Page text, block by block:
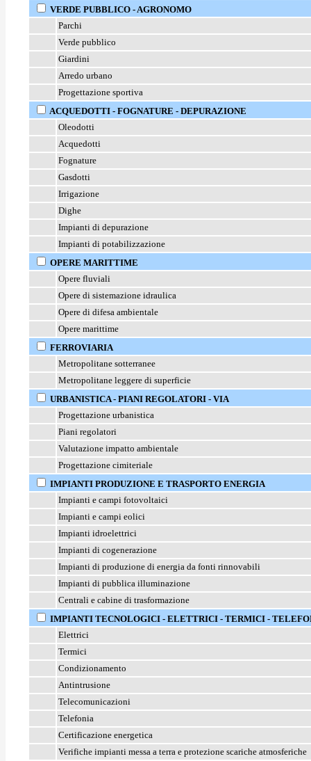
VERDE PUBBLICO - AGRONOMO
Parchi
Verde pubblico
Giardini
Arredo urbano
Progettazione sportiva
ACQUEDOTTI - FOGNATURE - DEPURAZIONE
Oleodotti
Acquedotti
Fognature
Gasdotti
Irrigazione
Dighe
Impianti di depurazione
Impianti di potabilizzazione
OPERE MARITTIME
Opere fluviali
Opere di sistemazione idraulica
Opere di difesa ambientale
Opere marittime
FERROVIARIA
Metropolitane sotterranee
Metropolitane leggere di superficie
URBANISTICA - PIANI REGOLATORI - VIA
Progettazione urbanistica
Piani regolatori
Valutazione impatto ambientale
Progettazione cimiteriale
IMPIANTI PRODUZIONE E TRASPORTO ENERGIA
Impianti e campi fotovoltaici
Impianti e campi eolici
Impianti idroelettrici
Impianti di cogenerazione
Impianti di produzione di energia da fonti rinnovabili
Impianti di pubblica illuminazione
Centrali e cabine di trasformazione
IMPIANTI TECNOLOGICI - ELETTRICI - TERMICI -
Elettrici
Termici
Condizionamento
Antintrusione
Telecomunicazioni
Telefonia
Certificazione energetica
Verifiche impianti messa a terra e protezione scariche atmosferiche